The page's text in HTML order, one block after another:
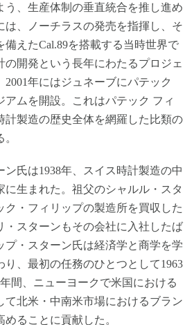
う、生産体制の垂直統合を推し進め
は、ノーチラスの発売を指揮し、そ
備えたCal.89を搭載する当時世界で
の開発という長年にわたるプロジェ
2001年にはジュネーブにパテック
アムを開設。これはパテック フィ
計製造の歴史全体を網羅した比類の
氏は1938年、スイス時計製造の中
に生まれた。祖父のシャルル・スタ
ク・フィリップの製造所を買収した
・スターンもその会社に入社したば
プ・スターン氏は経済学と商学を学
り、最初の任務のひとつとして1963
間、ニューヨークで米国における
て北米・中南米市場におけるブラン
めることに貢献した。